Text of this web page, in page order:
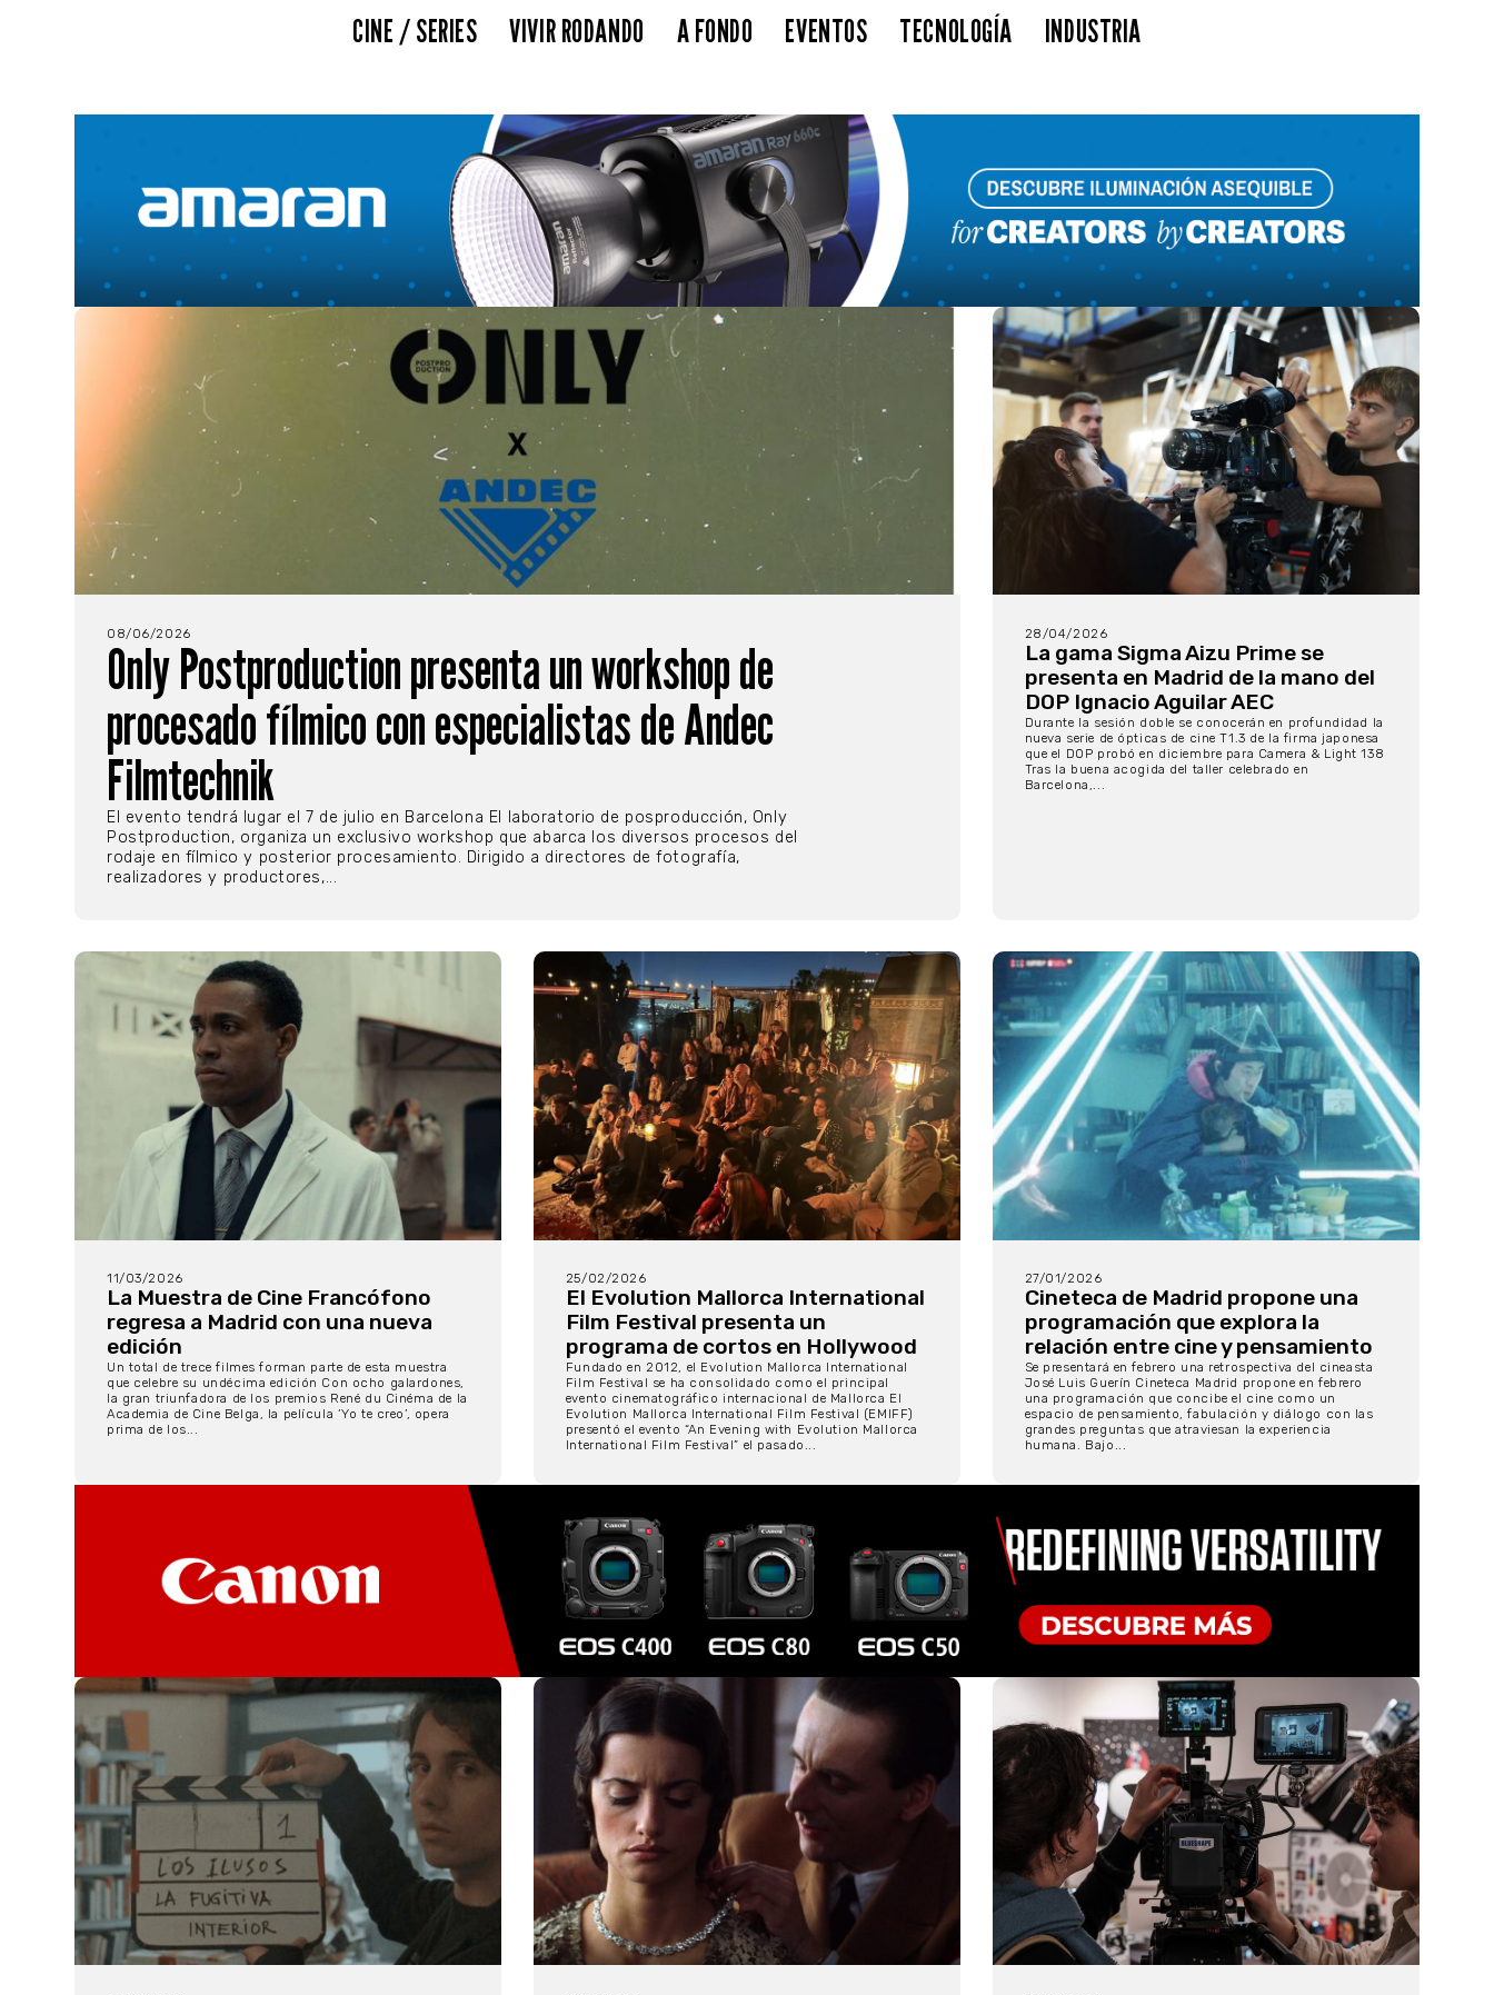
CINE / SERIES VIVIR RODANDO A FONDO EVENTOS TECNOLOGÍA INDUSTRIA
08/06/2026
Only Postproduction presenta un workshop de
procesado fílmico con especialistas de Andec
Filmtechnik
El evento tendrá lugar el 7 de julio en Barcelona El laboratorio de posproducción, Only
Postproduction, organiza un exclusivo workshop que abarca los diversos procesos del
rodaje en fílmico y posterior procesamiento. Dirigido a directores de fotografía,
realizadores y productores,...
28/04/2026
La gama Sigma Aizu Prime se
presenta en Madrid de la mano del
DOP Ignacio Aguilar AEC
Durante la sesión doble se conocerán en profundidad la
nueva serie de ópticas de cine T1.3 de la firma japonesa
que el DOP probó en diciembre para Camera & Light 138
Tras la buena acogida del taller celebrado en
Barcelona,...
11/03/2026
La Muestra de Cine Francófono
regresa a Madrid con una nueva
edición
Un total de trece filmes forman parte de esta muestra
que celebre su undécima edición Con ocho galardones,
la gran triunfadora de los premios René du Cinéma de la
Academia de Cine Belga, la película ‘Yo te creo’, opera
prima de los...
25/02/2026
El Evolution Mallorca International
Film Festival presenta un
programa de cortos en Hollywood
Fundado en 2012, el Evolution Mallorca International
Film Festival se ha consolidado como el principal
evento cinematográfico internacional de Mallorca El
Evolution Mallorca International Film Festival (EMIFF)
presentó el evento “An Evening with Evolution Mallorca
International Film Festival” el pasado...
27/01/2026
Cineteca de Madrid propone una
programación que explora la
relación entre cine y pensamiento
Se presentará en febrero una retrospectiva del cineasta
José Luis Guerín Cineteca Madrid propone en febrero
una programación que concibe el cine como un
espacio de pensamiento, fabulación y diálogo con las
grandes preguntas que atraviesan la experiencia
humana. Bajo...